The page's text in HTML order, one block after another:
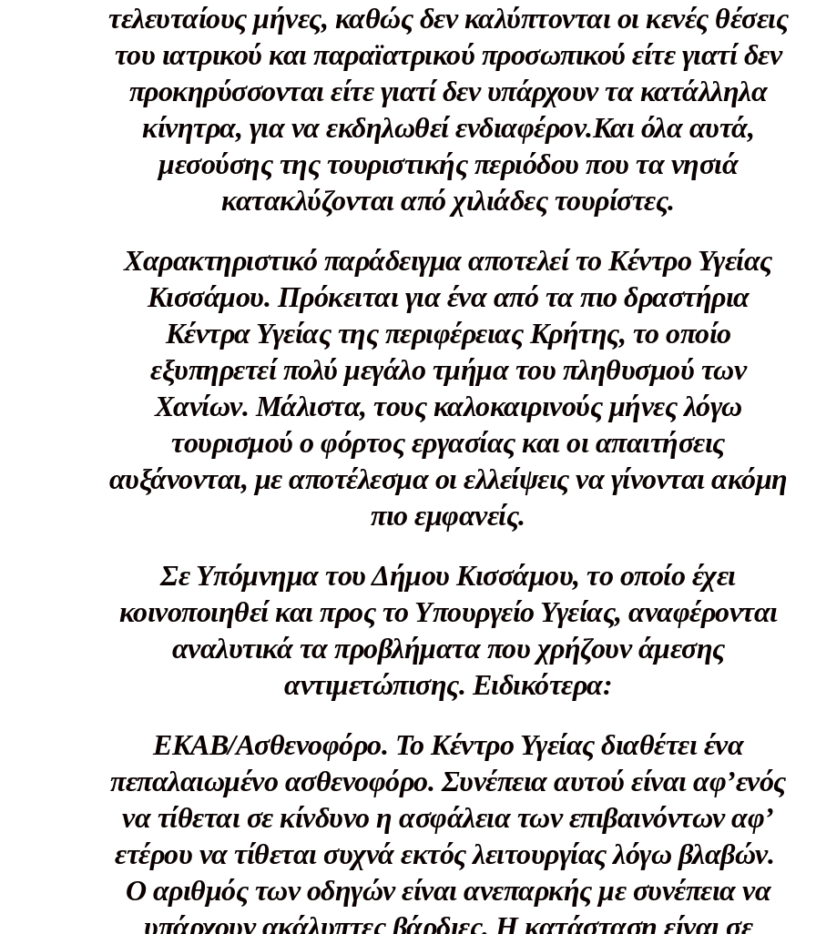
ΕΓΓΡΑΦΕΙΤΕ
Ποιοι είμαστε
Στείλτε το άρθρο σας | Κάντε μια
Δεν μπορούν όλοι να πληρώσουν. Και το σεβόμαστε.
Αν βρίσκεσαι σε δύσκολη οικονομική κατάσταση, συνέχισε να μας διαβάζεις δωρεάν.
παραμένει προσβάσιμη για όλους.
Αν όμως μπορείς, στήριξέ μας σήμερα. Ορίστε δύο καλοί λόγοι για να το κάνεις:
Η στήριξή σου ενισχύει άμεσα την ποιότητα και την ανεξαρτησία της
Κοστίζει λιγότερο από έναν καφέ και η διαδικασία διαρκεί λιγότερο από 1 λεπτό.
Επίλεξε σήμερα να γίνεις συνδρομητής ή δωρητής.
Σας ευχαριστούμε θερμά.
τελευταίους μήνες, καθώς δεν καλύπτονται οι κενές θέσεις
του ιατρικού και παραϊατρικού προσωπικού είτε γιατί δεν
προκηρύσσονται είτε γιατί δεν υπάρχουν τα κατάλληλα
κίνητρα, για να εκδηλωθεί ενδιαφέρον.Και όλα αυτά,
μεσούσης της τουριστικής περιόδου που τα νησιά
κατακλύζονται από χιλιάδες τουρίστες.
Χαρακτηριστικό παράδειγμα αποτελεί το Κέντρο Υγείας
Κισσάμου. Πρόκειται για ένα από τα πιο δραστήρια
Κέντρα Υγείας της περιφέρειας Κρήτης, το οποίο
εξυπηρετεί πολύ μεγάλο τμήμα του πληθυσμού των
Χανίων. Μάλιστα, τους καλοκαιρινούς μήνες λόγω
τουρισμού ο φόρτος εργασίας και οι απαιτήσεις
αυξάνονται, με αποτέλεσμα οι ελλείψεις να γίνονται ακόμη
πιο εμφανείς.
Σε Υπόμνημα του Δήμου Κισσάμου, το οποίο έχει
κοινοποιηθεί και προς το Υπουργείο Υγείας, αναφέρονται
αναλυτικά τα προβλήματα που χρήζουν άμεσης
αντιμετώπισης. Ειδικότερα:
ΕΚΑΒ/Ασθενοφόρο. Το Κέντρο Υγείας διαθέτει ένα
πεπαλαιωμένο ασθενοφόρο. Συνέπεια αυτού είναι αφ’ενός
να τίθεται σε κίνδυνο η ασφάλεια των επιβαινόντων αφ’
ετέρου να τίθεται συχνά εκτός λειτουργίας λόγω βλαβών.
Ο αριθμός των οδηγών είναι ανεπαρκής με συνέπεια να
υπάρχουν ακάλυπτες βάρδιες. Η κατάσταση είναι σε